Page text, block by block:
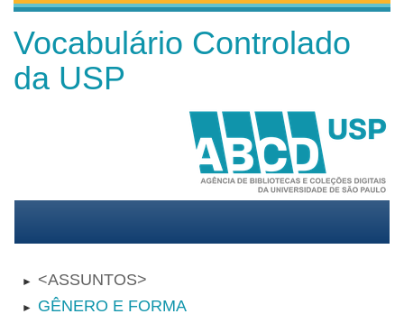
Vocabulário Controlado
da USP
► ASSUNTOS
► GÊNERO E FORMA